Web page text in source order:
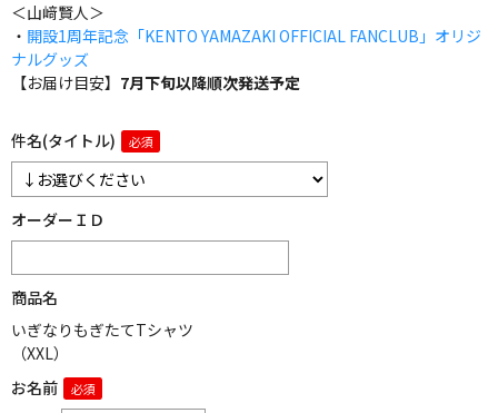
＜山﨑賢人＞
・ 開設1周年記念「KENTO YAMAZAKI OFFICIAL FANCLUB」オリジ
ナルグッズ
【お届け目安】 7月下旬以降順次発送予定
件名(タイトル)
オーダーＩＤ
商品名
いぎなりもぎたてTシャツ
（XXL）
お名前